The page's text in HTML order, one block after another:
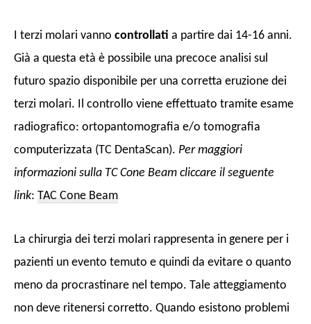
I terzi molari vanno controllati a partire dai 14-16 anni.
Già a questa età è possibile una precoce analisi sul
futuro spazio disponibile per una corretta eruzione dei
terzi molari. Il controllo viene effettuato tramite esame
radiografico: ortopantomografia e/o tomografia
computerizzata (TC DentaScan). Per maggiori
informazioni sulla TC Cone Beam cliccare il seguente
link: TAC Cone Beam
La chirurgia dei terzi molari rappresenta in genere per i
pazienti un evento temuto e quindi da evitare o quanto
meno da procrastinare nel tempo. Tale atteggiamento
non deve ritenersi corretto. Quando esistono problemi